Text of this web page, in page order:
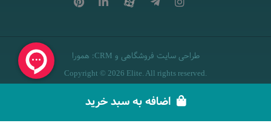
اضافه به سبد خرید
طراحی سایت فروشگاهی و CRM
: همورا
Copyright © 2026 Elite. All rights reserved.